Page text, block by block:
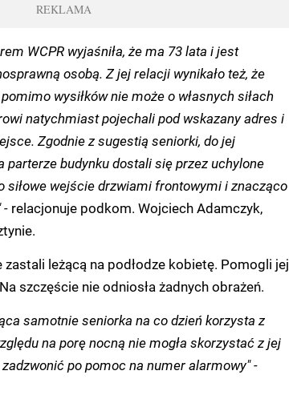
REKLAMA
WCPR wyjaśniła, że ma 73 lata i jest
osobą. Z jej relacji wynikało też, że
wysiłków nie może o własnych siłach
natychmiast pojechali pod wskazany adres i
Zgodnie z sugestią seniorki, do jej
parterze budynku dostali się przez uchylone
siłowe wejście drzwiami frontowymi i znacząco
-relacjonuje podkom. Wojciech Adamczyk,
leżącą na podłodze kobietę. Pomogli jej
szczęście nie odniosła żadnych obrażeń.
samotnie seniorka na co dzień korzysta z
na porę nocną nie mogła skorzystać z jej
po pomoc na numer alarmowy" -